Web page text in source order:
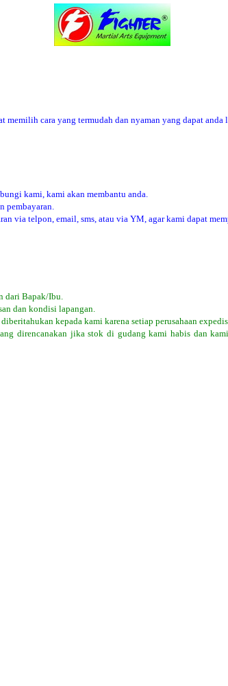
memilih cara yang termudah dan nyaman yang dapat
kami, kami akan membantu anda.
pembayaran.
via telpon, email, sms, atau via YM, agar kami dapat
dari Bapak/Ibu.
dan kondisi lapangan.
kepada kami karena setiap perusahaan
direncanakan jika stok di gudang kami habis dan